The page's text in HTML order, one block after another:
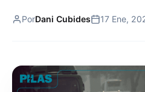
PorDani Cubides 17 Ene,